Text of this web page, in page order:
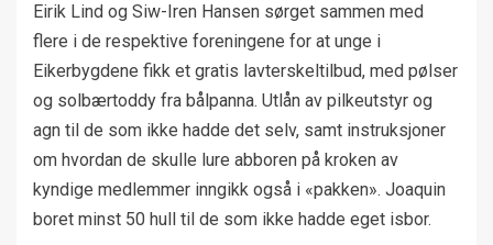
Eirik Lind og Siw-Iren Hansen sørget sammen med
flere i de respektive foreningene for at unge i
Eikerbygdene fikk et gratis lavterskeltilbud, med pølser
og solbærtoddy fra bålpanna. Utlån av pilkeutstyr og
agn til de som ikke hadde det selv, samt instruksjoner
om hvordan de skulle lure abboren på kroken av
kyndige medlemmer inngikk også i «pakken». Joaquin
boret minst 50 hull til de som ikke hadde eget isbor.